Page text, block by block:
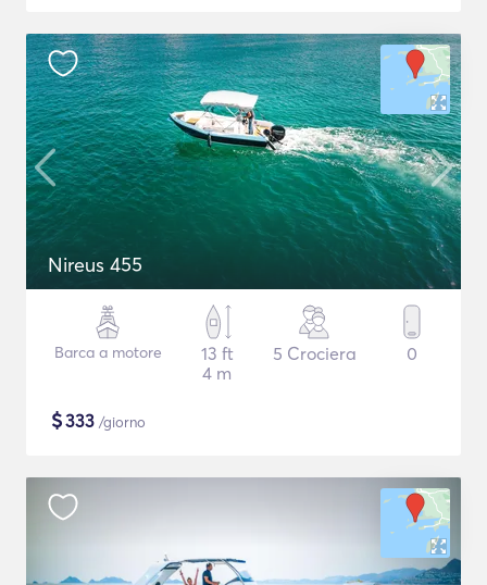
Nireus 455
Barca a motore
13 ft
4 m
5 Crociera 0
$333 /giorno